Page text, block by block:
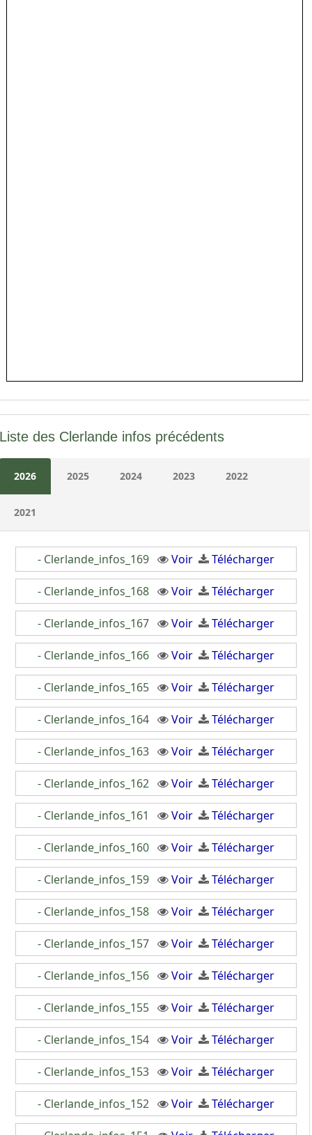
des Clerlande infos précédents
2026 2025 2024 2023 2022
2021
- Clerlande_infos_169 Voir Télécharger
- Clerlande_infos_168 Voir Télécharger
- Clerlande_infos_167 Voir Télécharger
- Clerlande_infos_166 Voir Télécharger
- Clerlande_infos_165 Voir Télécharger
- Clerlande_infos_164 Voir Télécharger
- Clerlande_infos_163 Voir Télécharger
- Clerlande_infos_162 Voir Télécharger
- Clerlande_infos_161 Voir Télécharger
- Clerlande_infos_160 Voir Télécharger
- Clerlande_infos_159 Voir Télécharger
- Clerlande_infos_158 Voir Télécharger
- Clerlande_infos_157 Voir Télécharger
- Clerlande_infos_156 Voir Télécharger
- Clerlande_infos_155 Voir Télécharger
- Clerlande_infos_154 Voir Télécharger
- Clerlande_infos_153 Voir Télécharger
- Clerlande_infos_152 Voir Télécharger